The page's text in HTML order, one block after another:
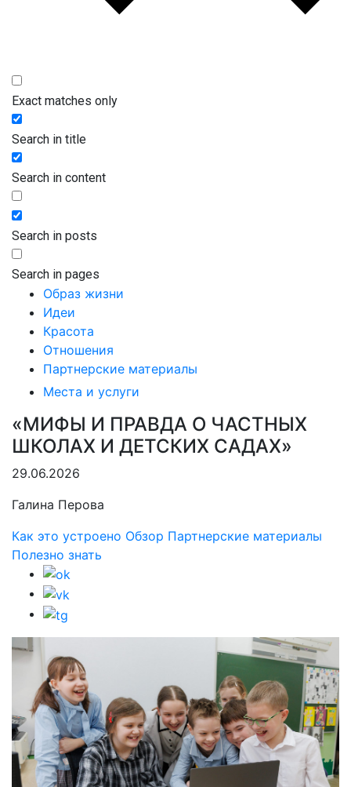
Exact matches only
Search in title
Search in content
Search in posts
Search in pages
Образ жизни
Идеи
Красота
Отношения
Партнерские материалы
Места и услуги
«МИФЫ И ПРАВДА О ЧАСТНЫХ
ШКОЛАХ И ДЕТСКИХ САДАХ»
29.06.2026
Галина Перова
Как это устроено Обзор Партнерские материалы
Полезно знать